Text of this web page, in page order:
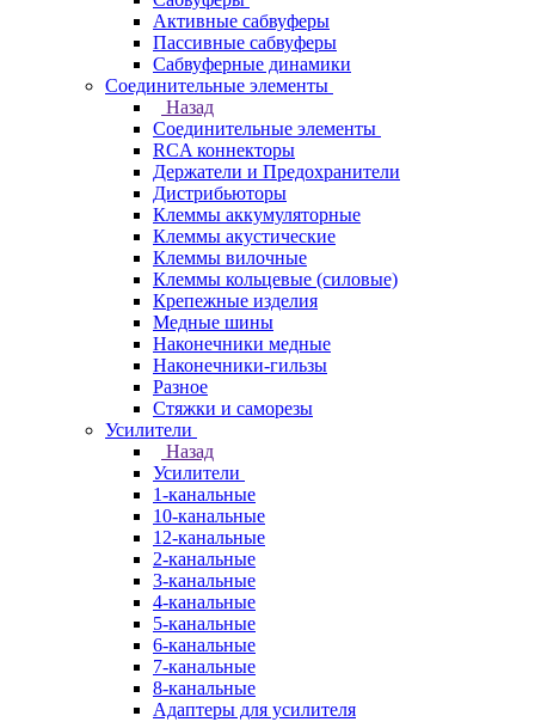
Активные сабвуферы
Пассивные сабвуферы
Сабвуферные динамики
Соединительные элементы
Назад
Соединительные элементы
RCA коннекторы
Держатели и Предохранители
Дистрибьюторы
Клеммы аккумуляторные
Клеммы акустические
Клеммы вилочные
Клеммы кольцевые (силовые)
Крепежные изделия
Медные шины
Наконечники медные
Наконечники-гильзы
Разное
Стяжки и саморезы
Усилители
Назад
Усилители
1-канальные
10-канальные
12-канальные
2-канальные
3-канальные
4-канальные
5-канальные
6-канальные
7-канальные
8-канальные
Адаптеры для усилителя